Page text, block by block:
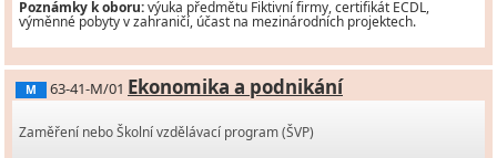
Poznámky k oboru:výuka předmětu Fiktivní firmy, certifikát ECDL,
výměnné pobyty v zahraničí, účast na mezinárodních projektech.
M 63-41-M/01 Ekonomika a podnikání
Zaměření nebo Školní vzdělávací program (ŠVP)